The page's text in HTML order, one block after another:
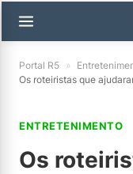
Portal R5 »
Os roteiristas que
ENTRETENIMENTO
Os